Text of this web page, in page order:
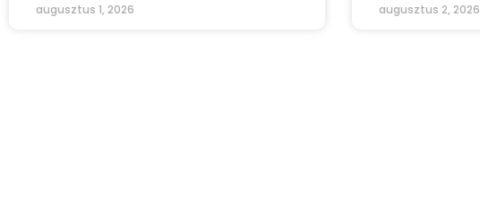
augusztus 1, 2026 augusztus 2, 2026